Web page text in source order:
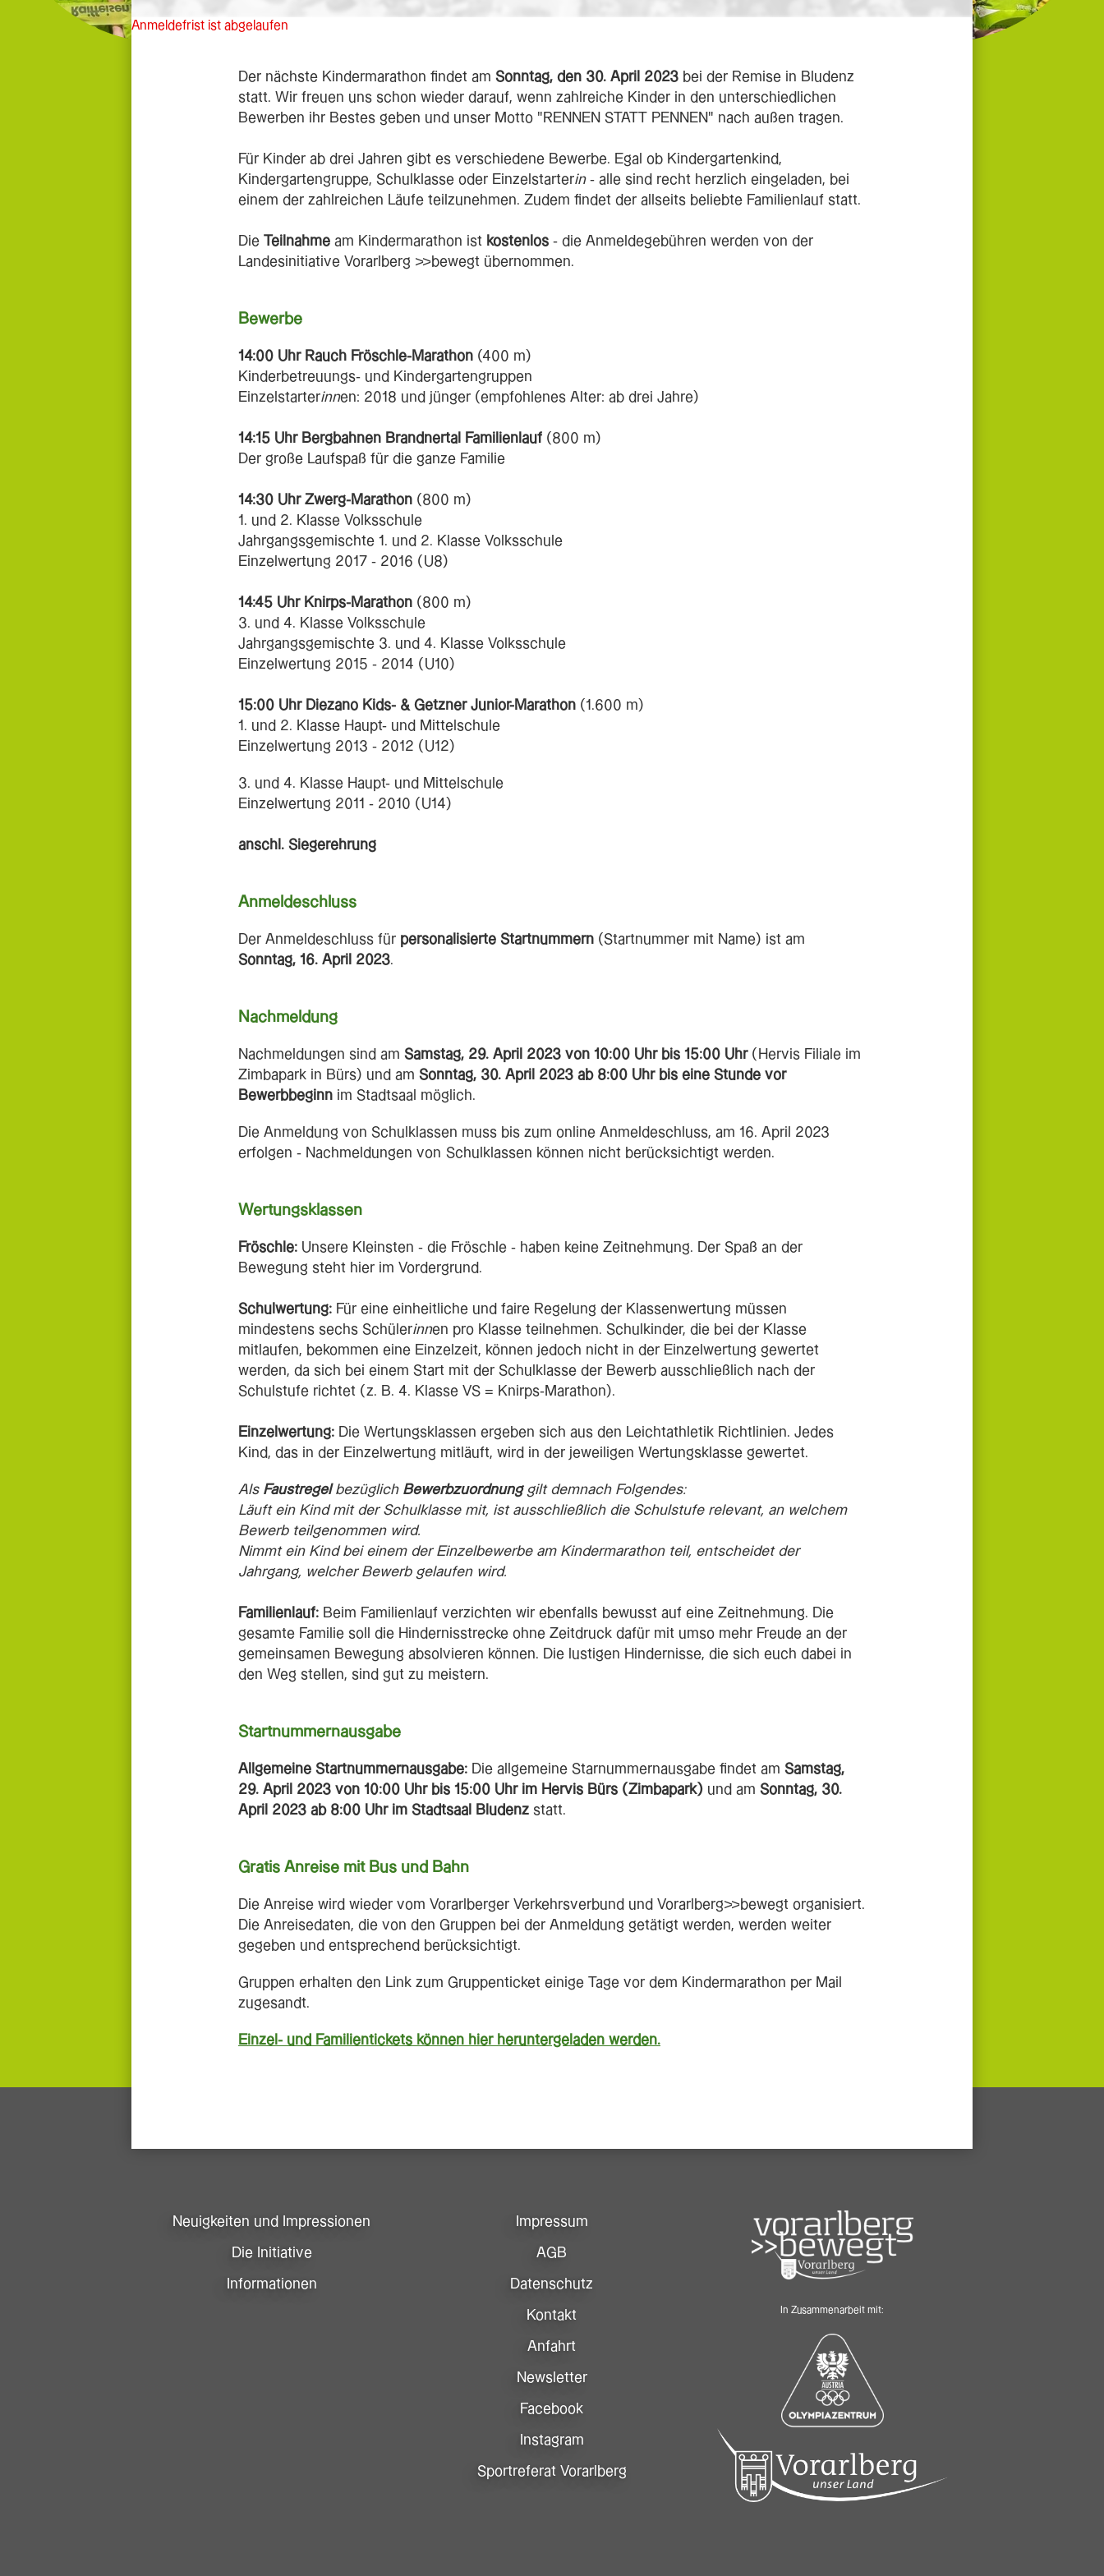
Anmeldefrist ist abgelaufen
Der nächste Kindermarathon findet am Sonntag, den 30. April 2023 bei der Remise in Bludenz
statt. Wir freuen uns schon wieder darauf, wenn zahlreiche Kinder in den unterschiedlichen
Bewerben ihr Bestes geben und unser Motto "RENNEN STATT PENNEN" nach außen tragen.
Für Kinder ab drei Jahren gibt es verschiedene Bewerbe. Egal ob Kindergartenkind,
Kindergartengruppe, Schulklasse oder Einzelstarterin - alle sind recht herzlich eingeladen, bei
einem der zahlreichen Läufe teilzunehmen. Zudem findet der allseits beliebte Familienlauf statt.
Die Teilnahme am Kindermarathon ist kostenlos - die Anmeldegebühren werden von der
Landesinitiative Vorarlberg >>bewegt übernommen.
Bewerbe
14:00 Uhr Rauch Fröschle-Marathon (400 m)
Kinderbetreuungs- und Kindergartengruppen
Einzelstarterinnen: 2018 und jünger (empfohlenes Alter: ab drei Jahre)
14:15 Uhr Bergbahnen Brandnertal Familienlauf (800 m)
Der große Laufspaß für die ganze Familie
14:30 Uhr Zwerg-Marathon (800 m)
1. und 2. Klasse Volksschule
Jahrgangsgemischte 1. und 2. Klasse Volksschule
Einzelwertung 2017 - 2016 (U8)
14:45 Uhr Knirps-Marathon (800 m)
3. und 4. Klasse Volksschule
Jahrgangsgemischte 3. und 4. Klasse Volksschule
Einzelwertung 2015 - 2014 (U10)
15:00 Uhr Diezano Kids- & Getzner Junior-Marathon (1.600 m)
1. und 2. Klasse Haupt- und Mittelschule
Einzelwertung 2013 - 2012 (U12)
3. und 4. Klasse Haupt- und Mittelschule
Einzelwertung 2011 - 2010 (U14)
anschl. Siegerehrung
Anmeldeschluss
Der Anmeldeschluss für personalisierte Startnummern (Startnummer mit Name) ist am
Sonntag, 16. April 2023.
Nachmeldung
Nachmeldungen sind am Samstag, 29. April 2023 von 10:00 Uhr bis 15:00 Uhr (Hervis Filiale im
Zimbapark in Bürs) und am Sonntag, 30. April 2023 ab 8:00 Uhr bis eine Stunde vor
Bewerbbeginn im Stadtsaal möglich.
Die Anmeldung von Schulklassen muss bis zum online Anmeldeschluss, am 16. April 2023
erfolgen - Nachmeldungen von Schulklassen können nicht berücksichtigt werden.
Wertungsklassen
Fröschle: Unsere Kleinsten - die Fröschle - haben keine Zeitnehmung. Der Spaß an der
Bewegung steht hier im Vordergrund.
Schulwertung: Für eine einheitliche und faire Regelung der Klassenwertung müssen
mindestens sechs Schülerinnen pro Klasse teilnehmen. Schulkinder, die bei der Klasse
mitlaufen, bekommen eine Einzelzeit, können jedoch nicht in der Einzelwertung gewertet
werden, da sich bei einem Start mit der Schulklasse der Bewerb ausschließlich nach der
Schulstufe richtet (z. B. 4. Klasse VS = Knirps-Marathon).
Einzelwertung: Die Wertungsklassen ergeben sich aus den Leichtathletik Richtlinien. Jedes
Kind, das in der Einzelwertung mitläuft, wird in der jeweiligen Wertungsklasse gewertet.
Als Faustregelbezüglich Bewerbzuordnung gilt demnach Folgendes:
Läuft ein Kind mit der Schulklasse mit, ist ausschließlich die Schulstufe relevant, an welchem
Bewerb teilgenommen wird.
Nimmt ein Kind bei einem der Einzelbewerbe am Kindermarathon teil, entscheidet der
Jahrgang, welcher Bewerb gelaufen wird.
Familienlauf: Beim Familienlauf verzichten wir ebenfalls bewusst auf eine Zeitnehmung. Die
gesamte Familie soll die Hindernisstrecke ohne Zeitdruck dafür mit umso mehr Freude an der
gemeinsamen Bewegung absolvieren können. Die lustigen Hindernisse, die sich euch dabei in
den Weg stellen, sind gut zu meistern.
Startnummernausgabe
Allgemeine Startnummernausgabe: Die allgemeine Starnummernausgabe findet am Samstag,
29. April 2023 von 10:00 Uhr bis 15:00 Uhr im Hervis Bürs (Zimbapark) und am Sonntag, 30.
April 2023 ab 8:00 Uhr im Stadtsaal Bludenz statt.
Gratis Anreise mit Bus und Bahn
Die Anreise wird wieder vom Vorarlberger Verkehrsverbund und Vorarlberg>>bewegt organisiert.
Die Anreisedaten, die von den Gruppen bei der Anmeldung getätigt werden, werden weiter
gegeben und entsprechend berücksichtigt.
Gruppen erhalten den Link zum Gruppenticket einige Tage vor dem Kindermarathon per Mail
zugesandt.
Einzel- und Familientickets können hier heruntergeladen werden.
Neuigkeiten und Impressionen
Die Initiative
Informationen
Impressum
AGB
Datenschutz
Kontakt
Anfahrt
Newsletter
Facebook
Instagram
Sportreferat Vorarlberg
In Zusammenarbeit mit: